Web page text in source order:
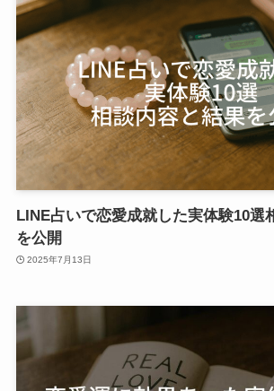
LINE占いで恋愛成就した実体験10選
を公開
2025年7月13日